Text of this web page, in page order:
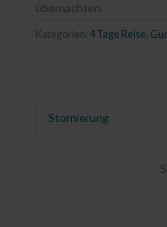
übernachten.
Kategorien: 4 Tage Reise
Stornierung